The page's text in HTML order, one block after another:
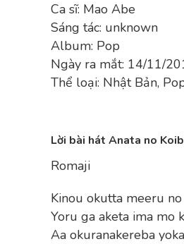
Ca sĩ: Mao Abe
Sáng tác: unknown
Album: Pop
Ngày ra mắt: 14/11/
Thể loại: Nhật Bản,
Lời bài hát Anata no
Romaji
Kinou okutta meeru
Yoru ga aketa ima mo
Aa okuranakereba